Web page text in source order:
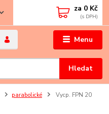
Menu
Hledat
za 0 Kč
parabolické Vycp. FPN 20